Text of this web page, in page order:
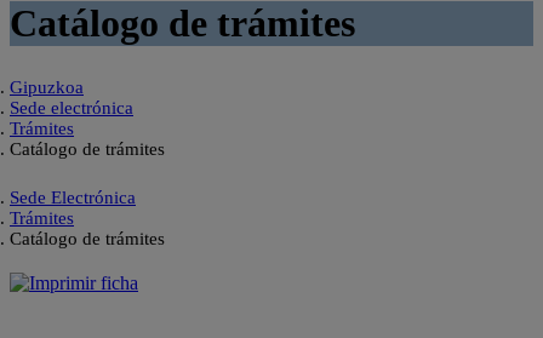
Catálogo de trámites
Gipuzkoa
Sede electrónica
Trámites
Catálogo de trámites
Sede Electrónica
Trámites
Catálogo de trámites